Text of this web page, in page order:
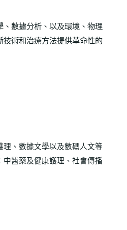
、數據分析、以及環境、物理
技術和治療方法提供革命性的
、數據文學以及數碼人文等
中醫藥及健康護理 、社會傳播